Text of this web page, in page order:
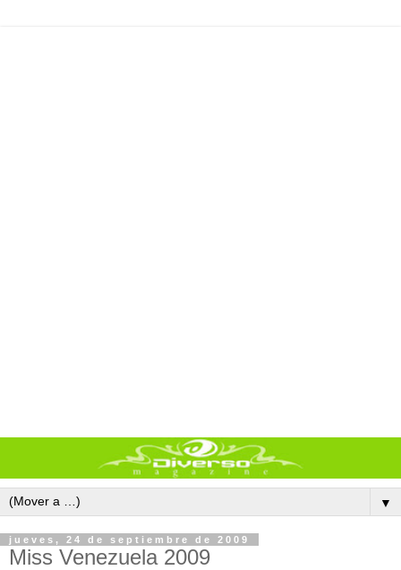
▼
jueves, 24 de septiembre de 2009
Miss Venezuela 2009